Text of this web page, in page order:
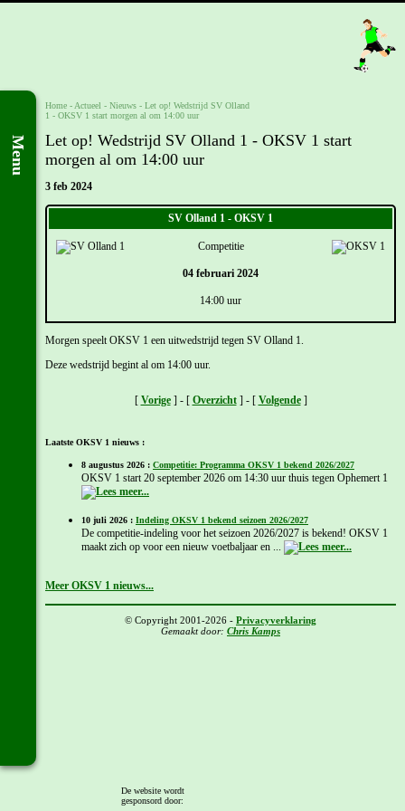
Menu
Home - Actueel - Nieuws - Let op! Wedstrijd SV Olland
1 - OKSV 1 start morgen al om 14:00 uur
Let op! Wedstrijd SV Olland 1 - OKSV 1 start
morgen al om 14:00 uur
3 feb 2024
SV Olland 1 - OKSV 1
Competitie
04 februari 2024
14:00 uur
Morgen speelt OKSV 1 een uitwedstrijd tegen SV Olland 1.
Deze wedstrijd begint al om 14:00 uur.
[ Vorige] - [ Overzicht] - [ Volgende]
Laatste OKSV 1 nieuws :
8 augustus 2026 : Competitie: Programma OKSV 1 bekend 2026/2027
OKSV 1 start 20 september 2026 om 14:30 uur thuis tegen Ophemert 1
10 juli 2026 : Indeling OKSV 1 bekend seizoen 2026/2027
De competitie-indeling voor het seizoen 2026/2027 is bekend! OKSV 1
maakt zich op voor een nieuw voetbaljaar en ...
Meer OKSV 1 nieuws...
© Copyright 2001-2026 - Privacyverklaring
Gemaakt door: Chris Kamps
De website wordt
gesponsord door: